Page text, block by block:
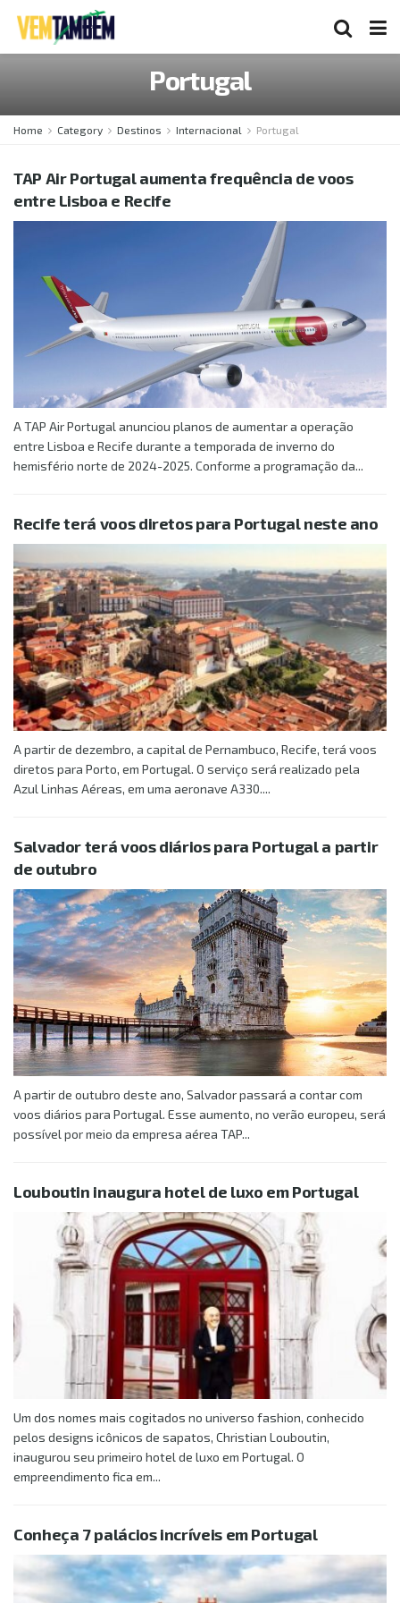
Portugal
Home Category Destinos Internacional Portugal
TAP Air Portugal aumenta frequência de voos
entre Lisboa e Recife
A TAP Air Portugal anunciou planos de aumentar a operação
entre Lisboa e Recife durante a temporada de inverno do
hemisfério norte de 2024-2025. Conforme a programação da...
Recife terá voos diretos para Portugal neste ano
A partir de dezembro, a capital de Pernambuco, Recife, terá voos
diretos para Porto, em Portugal. O serviço será realizado pela
Azul Linhas Aéreas, em uma aeronave A330....
Salvador terá voos diários para Portugal a partir
de outubro
A partir de outubro deste ano, Salvador passará a contar com
voos diários para Portugal. Esse aumento, no verão europeu, será
possível por meio da empresa aérea TAP...
Louboutin inaugura hotel de luxo em Portugal
Um dos nomes mais cogitados no universo fashion, conhecido
pelos designs icônicos de sapatos, Christian Louboutin,
inaugurou seu primeiro hotel de luxo em Portugal. O
empreendimento fica em...
Conheça 7 palácios incríveis em Portugal